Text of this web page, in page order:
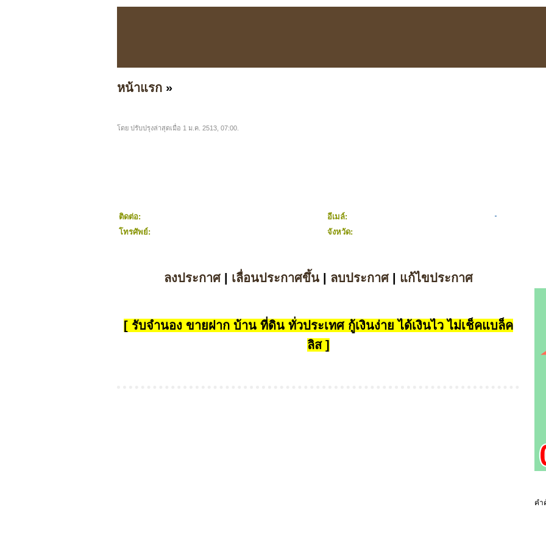
หน้าแรก »
โดย ปรับปรุงล่าสุดเมื่อ 1 ม.ค. 2513, 07:00.
ติดต่อ:
อีเมล์:
โทรศัพย์:
จังหวัด:
ลงประกาศ| เลื่อนประกาศขึ้น| ลบประกาศ| แก้ไขประกาศ
[ รับจำนอง ขายฝาก บ้าน ที่ดิน ทั่วประเทศ กู้เงินง่าย ได้เงินไว ไม่เช็คแบล็ค
ลิส ]
คำ